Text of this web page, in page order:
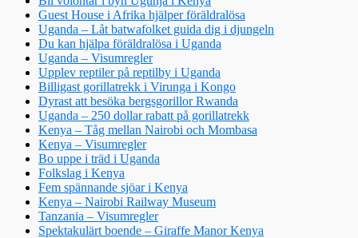
Guest House i Afrika hjälper föräldralösa
Uganda – Låt batwafolket guida dig i djungeln
Du kan hjälpa föräldralösa i Uganda
Uganda – Visumregler
Upplev reptiler på reptilby i Uganda
Billigast gorillatrekk i Virunga i Kongo
Dyrast att besöka bergsgorillor Rwanda
Uganda – 250 dollar rabatt på gorillatrekk
Kenya – Tåg mellan Nairobi och Mombasa
Kenya – Visumregler
Bo uppe i träd i Uganda
Folkslag i Kenya
Fem spännande sjöar i Kenya
Kenya – Nairobi Railway Museum
Tanzania – Visumregler
Spektakulärt boende – Giraffe Manor Kenya